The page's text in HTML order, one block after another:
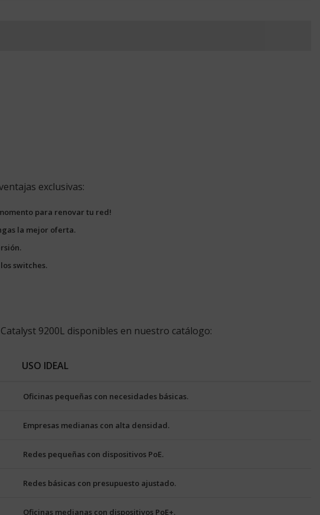
exclusivas:
para renovar tu red!
la mejor oferta.
switches.
9200L disponibles en nuestro catálogo:
USO IDEAL
Oficinas pequeñas con necesidades básicas.
Empresas medianas con alta densidad.
Redes pequeñas con dispositivos PoE.
Redes básicas con presupuesto ajustado.
Oficinas medianas con dispositivos PoE+.